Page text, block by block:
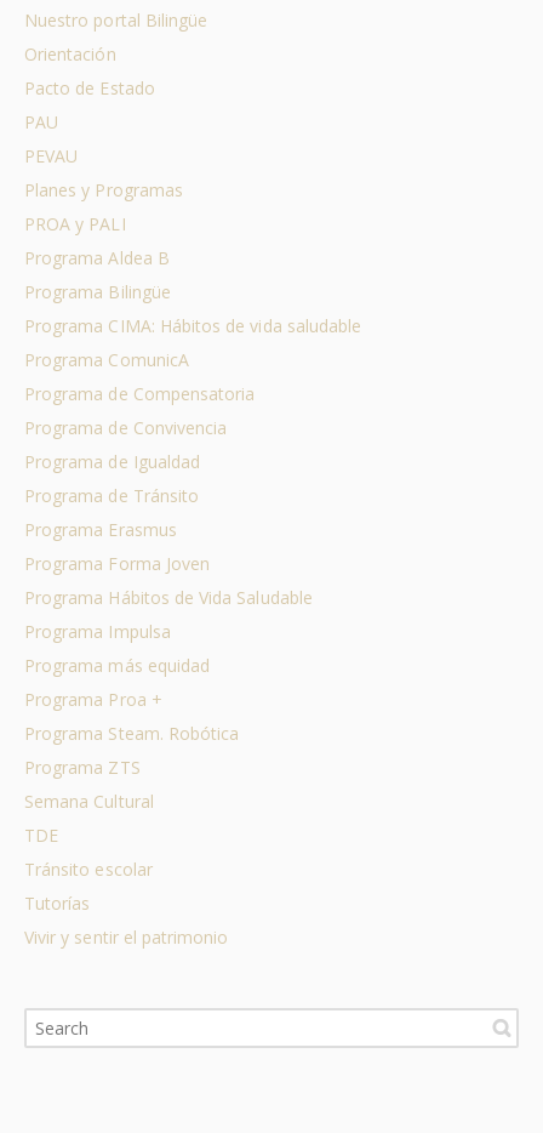
Nuestro portal Bilingüe
Orientación
Pacto de Estado
PAU
PEVAU
Planes y Programas
PROA y PALI
Programa Aldea B
Programa Bilingüe
Programa CIMA: Hábitos de vida saludable
Programa ComunicA
Programa de Compensatoria
Programa de Convivencia
Programa de Igualdad
Programa de Tránsito
Programa Erasmus
Programa Forma Joven
Programa Hábitos de Vida Saludable
Programa Impulsa
Programa más equidad
Programa Proa +
Programa Steam. Robótica
Programa ZTS
Semana Cultural
TDE
Tránsito escolar
Tutorías
Vivir y sentir el patrimonio